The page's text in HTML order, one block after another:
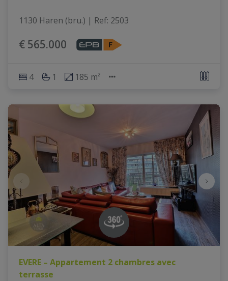
1130 Haren (bru.) | Ref: 2503
€ 565.000
4 1 185 m²
EVERE – Appartement 2 chambres avec
terrasse